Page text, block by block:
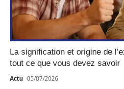
La signification et origine de
tout ce que vous devez savoir
Actu 05/07/2026